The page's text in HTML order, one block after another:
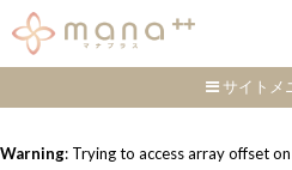
Warning: Trying to access array offset
サイトメ